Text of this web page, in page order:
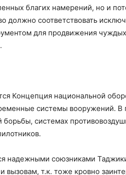
благих намерений, но и
должно соответствовать
для продвижения
Концепция национальной
системы вооружений.
борьбы, системах
надежными союзниками
вызовам, т.к. тоже кровно